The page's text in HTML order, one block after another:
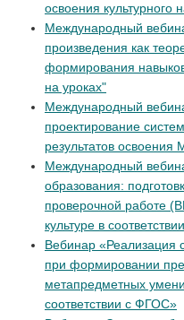
освоения культурного
Международный
произведения как
формирования
на уроках"
Международный
проектирование
результатов освоения
Международный
образования:
проверочной работе
культуре в
Вебинар «Реализация
при формировании
метапредметных
соответствии с ФГОС»